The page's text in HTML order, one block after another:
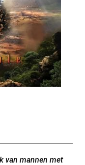
van mannen met